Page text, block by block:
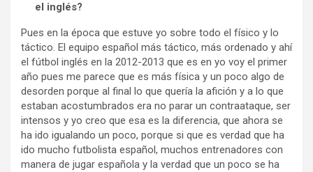
el inglés?
Pues en la época que estuve yo sobre todo el físico y lo
táctico. El equipo español más táctico, más ordenado y ahí
el fútbol inglés en la 2012-2013 que es en yo voy el primer
año pues me parece que es más física y un poco algo de
desorden porque al final lo que quería la afición y a lo que
estaban acostumbrados era no parar un contraataque, ser
intensos y yo creo que esa es la diferencia, que ahora se
ha ido igualando un poco, porque si que es verdad que ha
ido mucho futbolista español, muchos entrenadores con
manera de jugar española y la verdad que un poco se ha